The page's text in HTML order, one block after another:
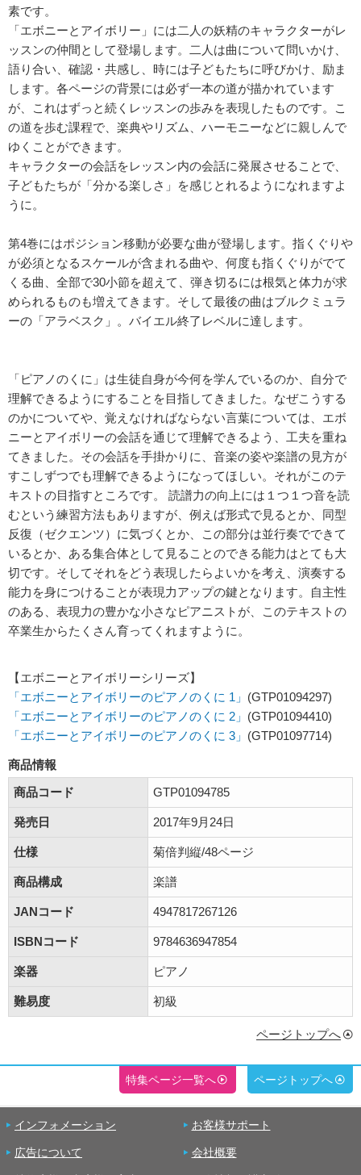
素です。
「エボニーとアイボリー」には二人の妖精のキャラクターがレ
ッスンの仲間として登場します。二人は曲について問いかけ、
語り合い、確認・共感し、時には子どもたちに呼びかけ、励ま
します。各ページの背景には必ず一本の道が描かれています
が、これはずっと続くレッスンの歩みを表現したものです。こ
の道を歩む課程で、楽典やリズム、ハーモニーなどに親しんで
ゆくことができます。
キャラクターの会話をレッスン内の会話に発展させることで、
子どもたちが「分かる楽しさ」を感じとれるようになれますよ
うに。
第4巻にはポジション移動が必要な曲が登場します。指くぐりや
が必須となるスケールが含まれる曲や、何度も指くぐりがでて
くる曲、全部で30小節を超えて、弾き切るには根気と体力が求
められるものも増えてきます。そして最後の曲はブルクミュラ
ーの「アラベスク」。バイエル終了レベルに達します。
「ピアノのくに」は生徒自身が今何を学んでいるのか、自分で
理解できるようにすることを目指してきました。なぜこうする
のかについてや、覚えなければならない言葉については、エボ
ニーとアイボリーの会話を通じて理解できるよう、工夫を重ね
てきました。その会話を手掛かりに、音楽の姿や楽譜の見方が
すこしずつでも理解できるようになってほしい。それがこのテ
キストの目指すところです。 読譜力の向上には１つ１つ音を読
むという練習方法もありますが、例えば形式で見るとか、同型
反復（ゼクエンツ）に気づくとか、この部分は並行奏でできて
いるとか、ある集合体として見ることのできる能力はとても大
切です。そしてそれをどう表現したらよいかを考え、演奏する
能力を身につけることが表現力アップの鍵となります。自主性
のある、表現力の豊かな小さなピアニストが、このテキストの
卒業生からたくさん育ってくれますように。
【エボニーとアイボリーシリーズ】
「エボニーとアイボリーのピアノのくに 1」 (GTP01094297)
「エボニーとアイボリーのピアノのくに 2」 (GTP01094410)
「エボニーとアイボリーのピアノのくに 3」 (GTP01097714)
商品情報
商品コード
GTP01094785
発売日 2017年9月24日
仕様 菊倍判縦/48ページ
商品構成 楽譜
JANコード 4947817267126
ISBNコード 9784636947854
楽器 ピアノ
難易度 初級
ページトップへ
特集ページ一覧へ ページトップへ
インフォメーション お客様サポート
広告について 会社概要